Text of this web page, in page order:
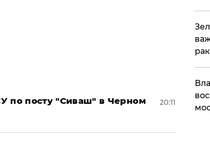
по посту "Сиваш" в Черном
20:11